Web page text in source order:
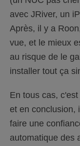
avec JRiver, un
Après, il y a
vue, et le mieux
au risque de le
installer tout ça
En tous cas,
et en conclusion,
faire une
automatique des